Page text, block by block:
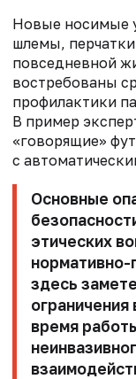
Новые носимые
шлемы,
повседневной
востребованы
профилактики
В пример
«говорящие»
с
Основные
этических
нормативно-
здесь
ограничения
время